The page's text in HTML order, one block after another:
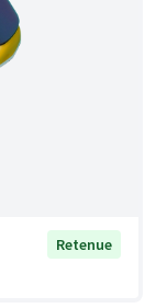
Retenue